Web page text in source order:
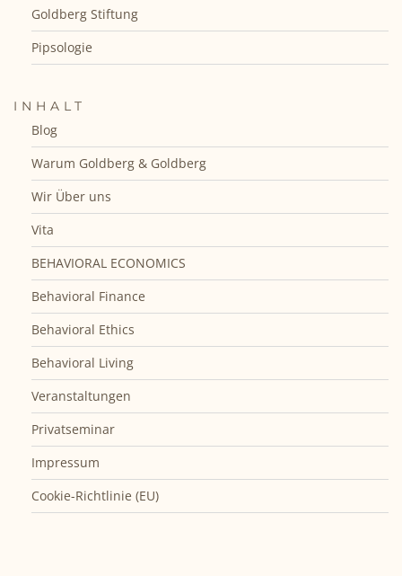
Goldberg Stiftung
Pipsologie
INHALT
Blog
Warum Goldberg & Goldberg
Wir Über uns
Vita
BEHAVIORAL ECONOMICS
Behavioral Finance
Behavioral Ethics
Behavioral Living
Veranstaltungen
Privatseminar
Impressum
Cookie-Richtlinie (EU)